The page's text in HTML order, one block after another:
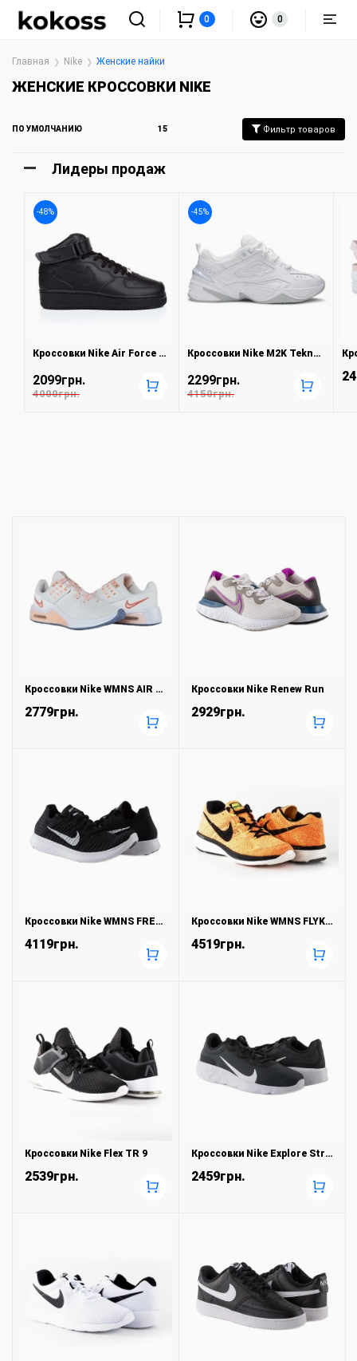
0 0
Главная Nike Женские найки
ЖЕНСКИЕ КРОССОВКИ NIKE
ПО УМОЛЧАНИЮ 15 Фильтр товаров
Лидеры продаж
-48%
Кроссовки Nike Air Force Black
2099грн.
4000грн. +
-45%
Кроссовки Nike M2K Tekno Triple White
2299грн.
4150грн. +
Кроссовки Nike WMNS AIR MAX BELLA TR 4
2779грн.
+
Кроссовки Nike Renew Run
2929грн.
+
Кроссовки Nike WMNS FREE RN FLYKNIT
4119грн.
+
Кроссовки Nike WMNS FLYKNIT LUNAR3
4519грн.
+
Кроссовки Nike Flex TR 9
2539грн.
+
Кроссовки Nike Explore Strada
2459грн.
+